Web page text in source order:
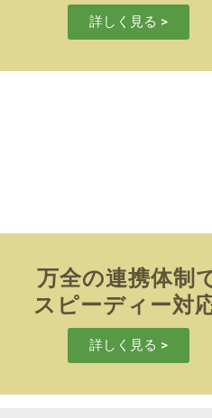
詳しく見る >
万全の連携体制
スピーディー対
詳しく見る >